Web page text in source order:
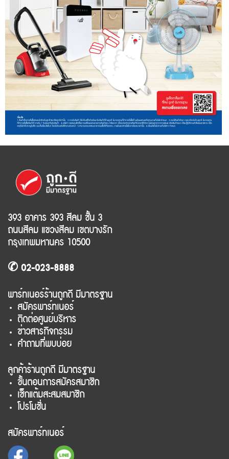
393 อาคาร 393 สีลม ชั้น 3
ถนนสีลม แขวงสีลม เขตบางรัก
กรุงเทพมหานคร 10500
✆ 02-023-8888
พาร์ทเนอร์ร้านถูกดี มีมาตรฐาน
สมัครพาร์ทเนอร์
ติดต่อศูนย์บริหาร
ข่าวสารกิจกรรม
คำถามที่พบบ่อย
ลูกค้าร้านถูกดี มีมาตรฐาน
ขั้นตอนการสมัครสมาชิก
เช็กแต้มสะสมสมาชิก
โปรโมชั่น
สมัครพาร์ทเนอร์